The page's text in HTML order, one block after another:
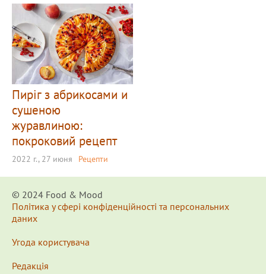
Пиріг з абрикосами и
сушеною
журавлиною:
покроковий рецепт
2022 г., 27 июня Рецепти
© 2024 Food & Мood
Політика у сфері конфіденційності та персональних
даних
Угода користувача
Редакція